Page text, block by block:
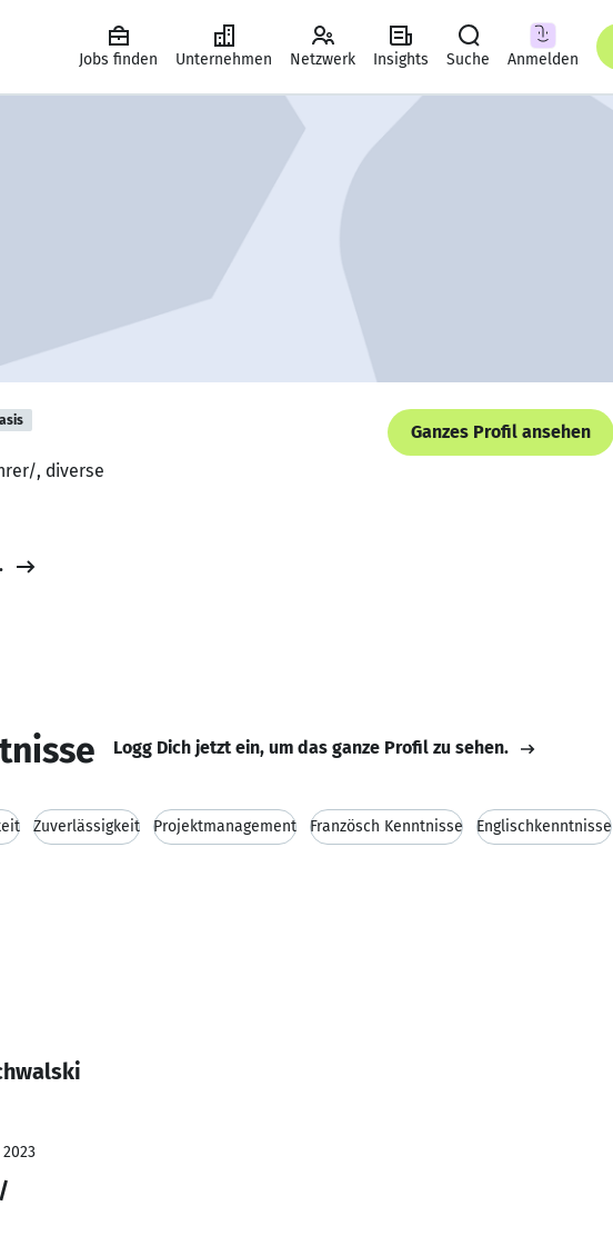
Jobs finden Unternehmen Netzwerk Insights Suche Anmelden
Ganzes Profil ansehen
, diverse
Logg Dich jetzt ein, um das ganze Profil zu sehen.
Zuverlässigkeit Projektmanagement Französch Kenntnisse Englischkenntnisse